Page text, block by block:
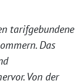
tarifgebundene
Das
Von der